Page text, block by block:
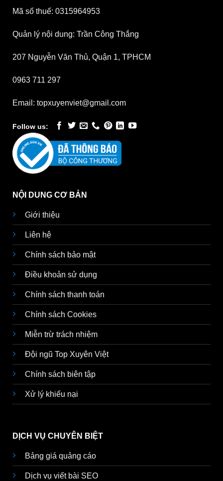
Mã số thuế: 0315964953
Quản lý nội dung: Trần Công Thắng
207 Nguyễn Văn Thủ, Quận 1, TPHCM
0963 711 297
Email: topxuyenviet@gmail.com
Follow us:
NỘI DUNG CƠ BẢN
Giới thiệu
Liên hệ
Chính sách bảo mật
Điều khoản sử dụng
Chính sách thanh toán
Chính sách Cookies
Miễn trừ trách nhiệm
Đội ngũ Top Xuyên Việt
Chính sách biên tập
Xử lý khiếu nại
DỊCH VỤ CHUYÊN BIỆT
Bảng giá quảng cáo
Dịch vụ viết bài SEO